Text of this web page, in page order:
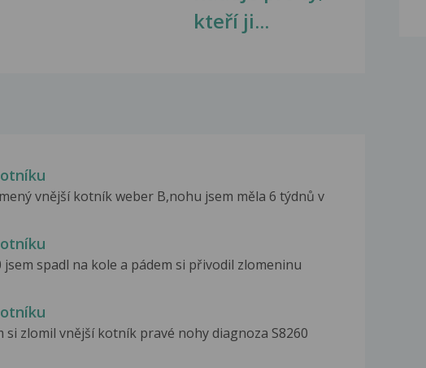
kteří ji...
vnější kotník weber B,nohu jsem měla 6 týdnů v
jsem spadl na kole a pádem si přivodil zlomeninu
si zlomil vnější kotník pravé nohy diagnoza S8260